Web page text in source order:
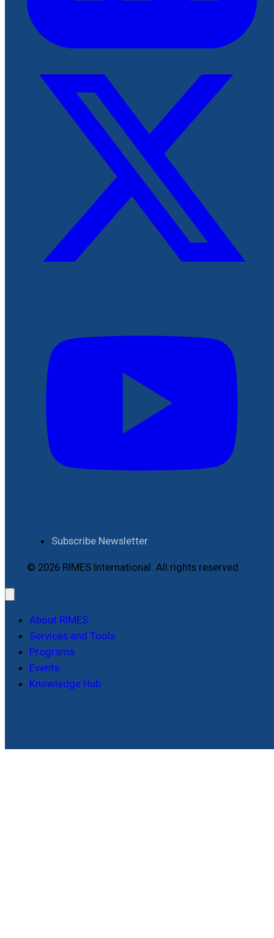
Subscribe Newsletter
© 2026 RIMES International. All rights reserved.
About RIMES
Services and Tools
Programs
Events
Knowledge Hub